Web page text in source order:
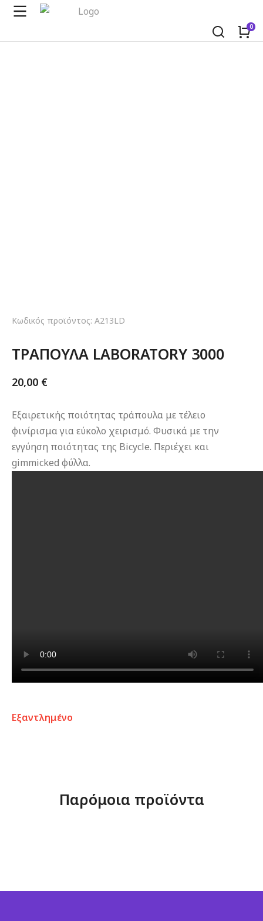
Κωδικός προϊόντος: A213LD
ΤΡΑΠΟΥΛΑ LABORATORY 3000
20,00 €
Εξαιρετικής ποιότητας τράπουλα με τέλειο
φινίρισμα για εύκολο χειρισμό. Φυσικά με την
εγγύηση ποιότητας της Bicycle. Περιέχει και
gimmicked φύλλα.
Εξαντλημένο
Παρόμοια προϊόντα